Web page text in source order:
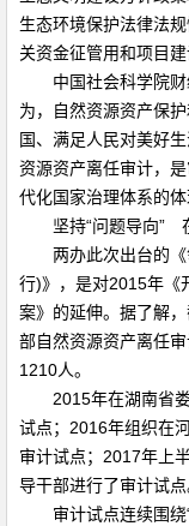
生态环境保护法律法
关资金征管用和项目建
中国社会科学院财
为，自然资源资产保
国、满足人民对美好
资源资产离任审计，
代化国家治理体系的体
坚持“问题导向” 在
两办此次出台的《
行)》，是对2015年《
案》的延伸。据了解
部自然资源资产离任
1210人。
2015年在湖南省娄
试点；2016年组织在
审计试点；2017年上
导干部进行了审计试点
审计试点连续围绕“